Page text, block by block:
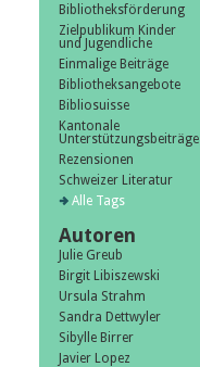
Bibliotheksförderung
Zielpublikum Kinder
und Jugendliche
Einmalige Beiträge
Bibliotheksangebote
Bibliosuisse
Kantonale
Unterstützungsbeiträge
Rezensionen
Schweizer Literatur
Alle Tags
Autoren
Julie Greub
Birgit Libiszewski
Ursula Strahm
Sandra Dettwyler
Sibylle Birrer
Javier Lopez